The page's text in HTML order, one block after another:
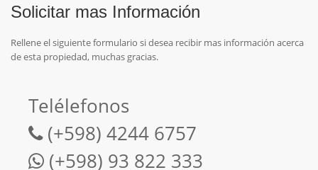
Solicitar mas Información
Rellene el siguiente formulario si desea recibir mas información acerca
de esta propiedad, muchas gracias.
Telélefonos
(+598) 4244 6757
(+598) 93 822 333